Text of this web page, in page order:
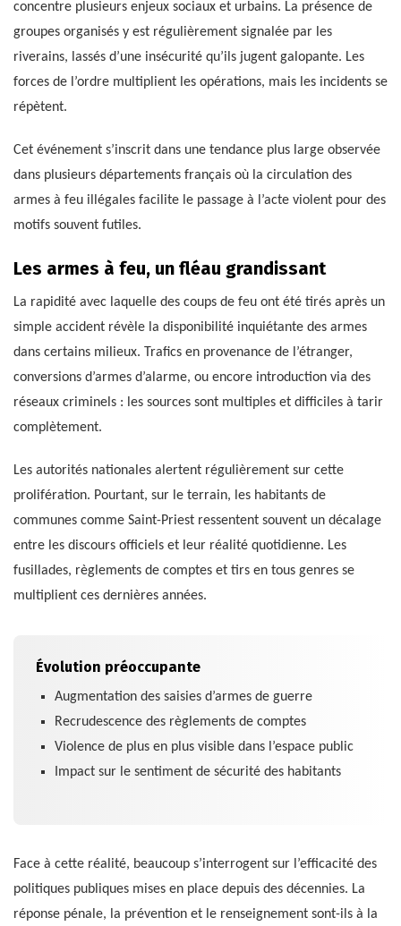
concentre plusieurs enjeux sociaux et urbains. La présence de
groupes organisés y est régulièrement signalée par les
riverains, lassés d’une insécurité qu’ils jugent galopante. Les
forces de l’ordre multiplient les opérations, mais les incidents se
répètent.
Cet événement s’inscrit dans une tendance plus large observée
dans plusieurs départements français où la circulation des
armes à feu illégales facilite le passage à l’acte violent pour des
motifs souvent futiles.
Les armes à feu, un fléau grandissant
La rapidité avec laquelle des coups de feu ont été tirés après un
simple accident révèle la disponibilité inquiétante des armes
dans certains milieux. Trafics en provenance de l’étranger,
conversions d’armes d’alarme, ou encore introduction via des
réseaux criminels : les sources sont multiples et difficiles à tarir
complètement.
Les autorités nationales alertent régulièrement sur cette
prolifération. Pourtant, sur le terrain, les habitants de
communes comme Saint-Priest ressentent souvent un décalage
entre les discours officiels et leur réalité quotidienne. Les
fusillades, règlements de comptes et tirs en tous genres se
multiplient ces dernières années.
Évolution préoccupante
Augmentation des saisies d’armes de guerre
Recrudescence des règlements de comptes
Violence de plus en plus visible dans l’espace public
Impact sur le sentiment de sécurité des habitants
Face à cette réalité, beaucoup s’interrogent sur l’efficacité des
politiques publiques mises en place depuis des décennies. La
réponse pénale, la prévention et le renseignement sont-ils à la